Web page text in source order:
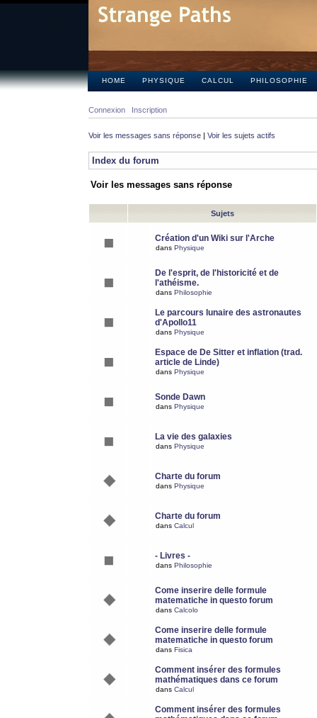
HOME PHYSIQUE CALCUL PHILOSOPHIE
Connexion Inscription
Voir les messages sans réponse | Voir les sujets actifs
Index du forum
Voir les messages sans réponse
Sujets
Création d'un Wiki sur l'Arche
dans Physique
De l'esprit, de l'historicité et de
l'athéisme.
dans Philosophie
Le parcours lunaire des astronautes
d'Apollo11
dans Physique
Espace de De Sitter et inflation (trad.
article de Linde)
dans Physique
Sonde Dawn
dans Physique
La vie des galaxies
dans Physique
Charte du forum
dans Physique
Charte du forum
dans Calcul
- Livres -
dans Philosophie
Come inserire delle formule
matematiche in questo forum
dans Calcolo
Come inserire delle formule
matematiche in questo forum
dans Fisica
Comment insérer des formules
mathématiques dans ce forum
dans Calcul
Comment insérer des formules